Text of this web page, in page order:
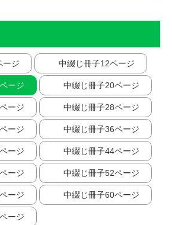
ージ 中綴じ冊子12ページ
ージ 中綴じ冊子20ページ
ージ 中綴じ冊子28ページ
ージ 中綴じ冊子36ページ
ージ 中綴じ冊子44ページ
ージ 中綴じ冊子52ページ
ージ 中綴じ冊子60ページ
ージ